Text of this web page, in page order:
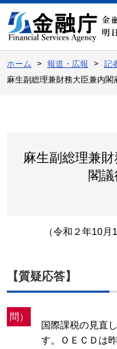
文
へ
動
ホーム 報道・広報 記
麻生副総理兼財務大臣兼内
麻生副総理兼
閣
（令和２年10
【質疑応答】
問）
国際課税の見直
す。ＯＥＣＤは